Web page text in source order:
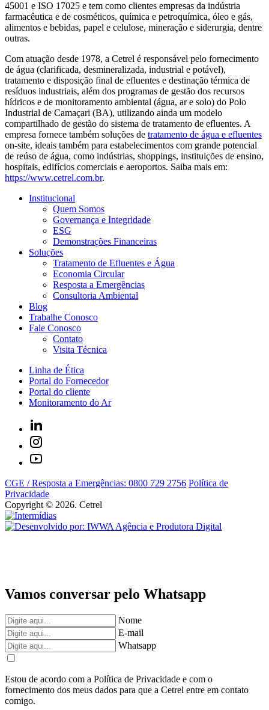
45001 e ISO 17025 e tem como clientes empresas da indústria
farmacêutica e de cosméticos, química e petroquímica, óleo e gás,
alimentos e bebidas, papel e celulose, mineração e siderurgia, dentre
outras.
Com atuação desde 1978, a Cetrel é responsável pelo fornecimento
de água (clarificada, desmineralizada, industrial e potável),
tratamento e disposição final de efluentes e destinação térmica de
resíduos industriais, além dos programas de gestão dos recursos
hídricos e de monitoramento ambiental (água, ar e solo) do Polo
Industrial de Camaçari (BA), utilizando ainda um modelo
compartilhado de gestão do sistema de tratamento de efluentes. A
empresa fornece também soluções de tratamento de água e efluentes
on-site, ideais também para estabelecimentos com grande potencial
de reúso de água, como indústrias, shoppings, instituições de ensino,
hospitais, edifícios comerciais e aeroportos. Saiba mais em:
https://www.cetrel.com.br.
Institucional
Quem Somos
Governança e Integridade
ESG
Demonstrações Financeiras
Soluções
Tratamento de Efluentes e Água
Economia Circular
Resposta a Emergências
Consultoria Ambiental
Blog
Trabalhe Conosco
Fale Conosco
Contato
Visita Técnica
Linha de Ética
Portal do Fornecedor
Portal do cliente
Monitoramento do Ar
CGE / Resposta a Emergências: 0800 729 2756 Política de
Privacidade
Copyright © 2026. Cetrel
Vamos conversar pelo Whatsapp
Nome
E-mail
Whatsapp
Estou de acordo com a Política de Privacidade e com o
fornecimento dos meus dados para que a Cetrel entre em contato
comigo.